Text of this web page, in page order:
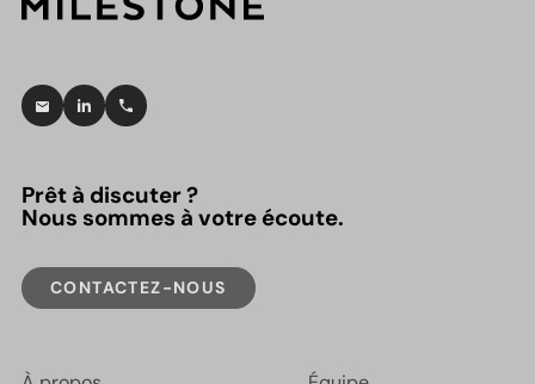
Prêt à discuter ?
Nous sommes à votre écoute.
CONTACTEZ-NOUS